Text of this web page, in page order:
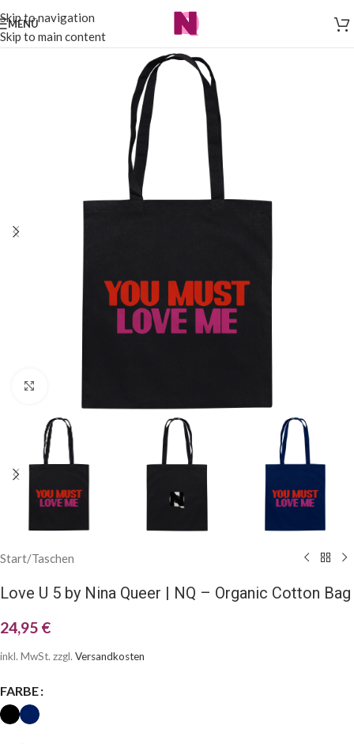
Skip to navigation
Skip to main content
MENÜ
Start/Taschen
Love U 5 by Nina Queer | NQ – Organic Cotton Bag
24,95 €
inkl. MwSt. zzgl. Versandkosten
FARBE